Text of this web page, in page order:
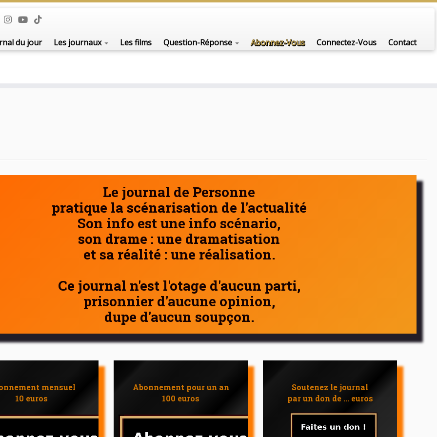
du jour Les journaux Les films Question-Réponse Abonnez-Vous Connectez-Vous Contact
Le journal de Personne
pratique la scénarisation de l'actualité
Son info est une info scénario,
son drame : une dramatisation
et sa réalité : une réalisation.
Ce journal n'est l'otage d'aucun parti,
prisonnier d'aucune opinion,
dupe d'aucun soupçon.
mensuel
10 euros
Abonnement pour un an
100 euros
Soutenez le journal
par un don de ... euros